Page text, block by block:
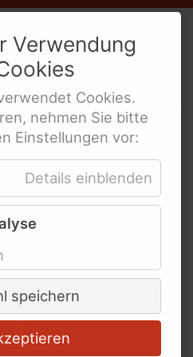
gesagt"
Ausgaben
Versorgung
und
jetzt
einem der reichsten
e.V.
zeigt
für
Verwendung
Cookies.
nehmen Sie bitte
Einstellungen vor:
Details einblenden
speichern